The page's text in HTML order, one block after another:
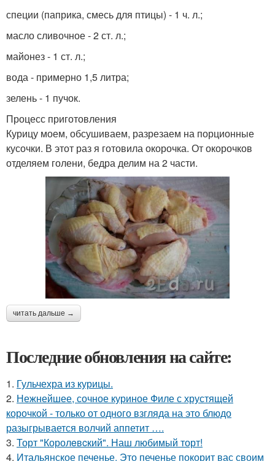
специи (паприка, смесь для птицы) - 1 ч. л.;
масло сливочное - 2 ст. л.;
майонез - 1 ст. л.;
вода - примерно 1,5 литра;
зелень - 1 пучок.
Процесс приготовления
Курицу моем, обсушиваем, разрезаем на порционные
кусочки. В этот раз я готовила окорочка. От окорочков
отделяем голени, бедра делим на 2 части.
читать дальше →
Последние обновления на сайте:
1. Гульчехра из курицы.
2. Нежнейшее, сочное куриное Филе с хрустящей
корочкой - только от одного взгляда на это блюдо
разыгрывается волчий аппетит ….
3. Торт "Королeвcкий". Наш любимый торт!
4. Итальянское печенье. Это печенье покорит вас своим